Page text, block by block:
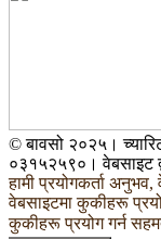
© बावसो २०२५।
०३१५२५९०। वेबसाइट
हामी प्रयोगकर्ता अनुभव,
वेबसाइटमा कुकीहरू
कुकीहरू प्रयोग गर्न